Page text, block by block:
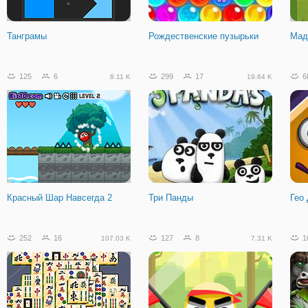
Танграмы Рождественские пузырьки
125 6 8.11 K
Красный Шар Навсегда 2
299 17 19.64 K
Три Панды
252 16 107.03 K 127 8 7.31 K